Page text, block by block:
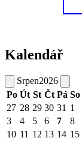
Kalendář
Srpen2026
Po Út St Čt Pá So
27 28 29 30 31 1
3
4 5 6 7 8
10 11 12 13 14 15